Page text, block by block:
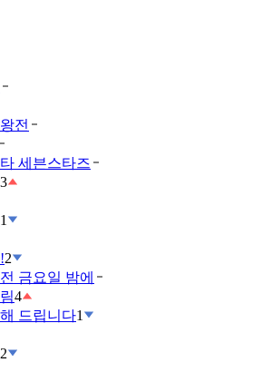
전
세븐스타즈
3
1
2
금요일 밤에
4
드립니다1
2